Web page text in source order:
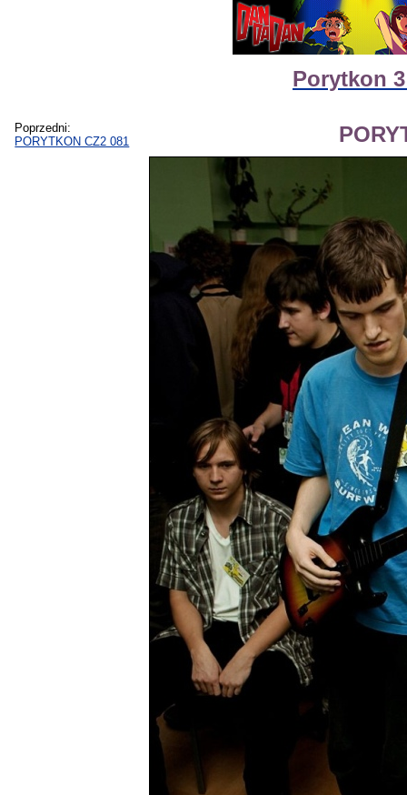
Porytkon
Poprzedni:
PORYTKON CZ2 081